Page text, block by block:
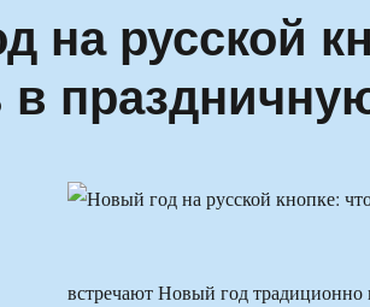
на русской
в
встречают Новый год традиционно